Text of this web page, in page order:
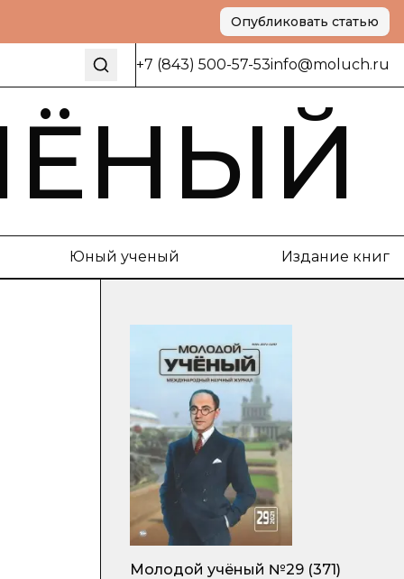
Опубликовать статью
+7 (843) 500-57-53info@moluch.ru
Юный ученый Издание книг
Молодой учёный №29 (371)